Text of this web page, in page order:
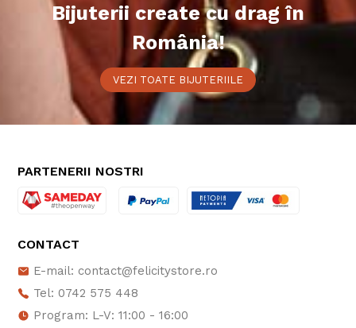
Bijuterii create cu drag în
România!
VEZI TOATE BIJUTERIILE
PARTENERII NOSTRI
CONTACT
E-mail: contact@felicitystore.ro
Tel: 0742 575 448
Program: L-V: 11:00 - 16:00